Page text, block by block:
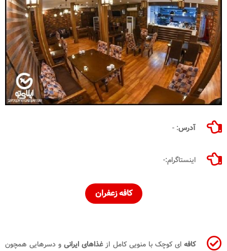
آدرس: -
اینستاگرام:-
کافه زعفران
کافهای کوچک با منویی کامل ازغذاهای ایرانی و دسرهایی همچون